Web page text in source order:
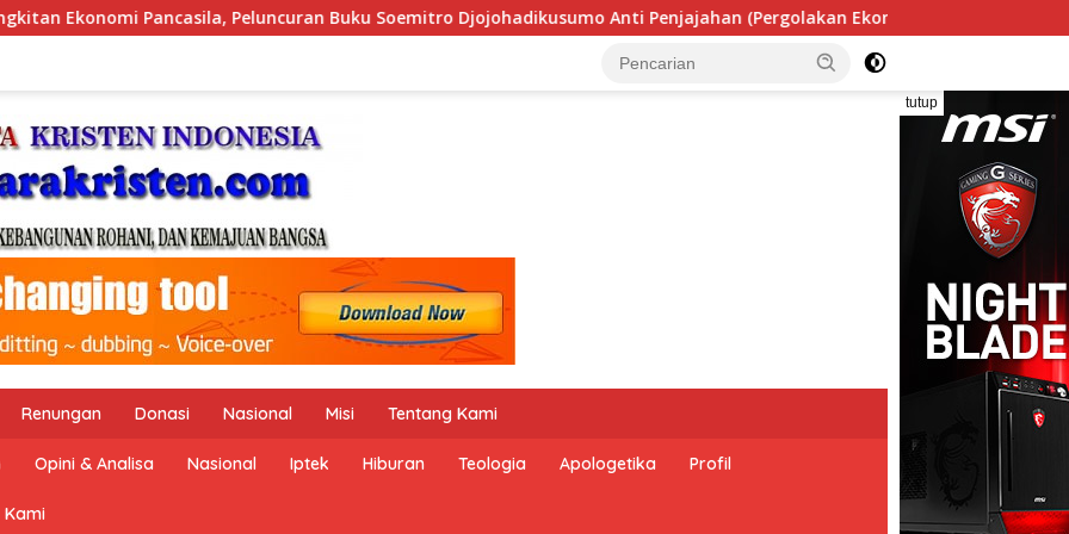
Buku Soemitro Djojohadikusumo Anti Penjajahan (Pergolakan Ekonomi Politik Indonesia) & Simposium Nasional
tutup
Renungan Donasi Nasional Misi Tentang Kami
Opini & Analisa Nasional Iptek Hiburan Teologia Apologetika Profil
Kami